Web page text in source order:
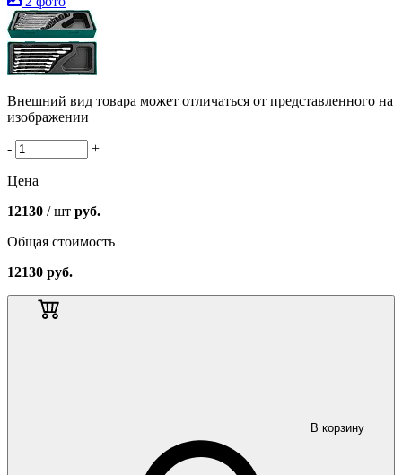
Внешний вид товара может отличаться от представленного на
изображении
- +
Цена
12130 / шт руб.
Общая стоимость
12130 руб.
В корзину